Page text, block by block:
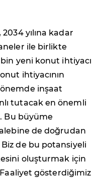
yılına kadar
ile birlikte
yeni konut ihtiyacı
ihtiyacının
inşaat
tutacak en önemli
Bu büyüme
de doğrudan
Biz de bu potansiyeli
oluşturmak için
Faaliyet gösterdiğimiz